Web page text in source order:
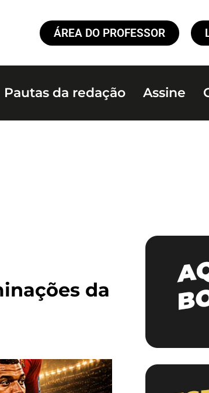
ÁREA DO PROFESSOR
Pautas da redação Assine
da